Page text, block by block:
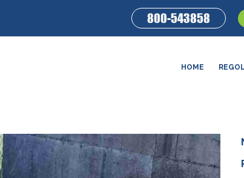
800-543858
HOME